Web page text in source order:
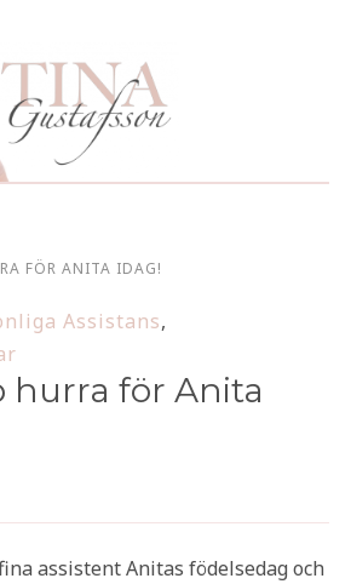
FÖR ANITA IDAG!
Assistans,
hurra för Anita
assistent Anitas födelsedag och